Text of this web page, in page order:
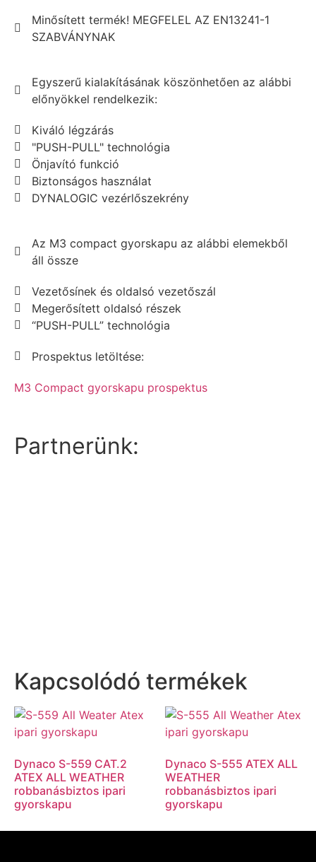
Minősített termék! MEGFELEL AZ EN13241-1
SZABVÁNYNAK
Az M3 compact gyorskapu az alábbi elemekből
áll össze
Vezetősínek és oldalsó vezetőszál
Megerősített oldalsó részek
“PUSH-PULL” technológia
Prospektus letöltése:
M3 Compact gyorskapu prospektus
Egyszerű kialakításának köszönhetően az alábbi
előnyökkel rendelkezik:
Kiváló légzárás
"PUSH-PULL" technológia
Önjavító funkció
Biztonságos használat
DYNALOGIC vezérlőszekrény
Kapcsolódó termékek
Dynaco S-559 CAT.2
ATEX ALL WEATHER
robbanásbiztos ipari
gyorskapu
Dynaco S-555 ATEX ALL
WEATHER
robbanásbiztos ipari
gyorskapu
Partnerünk: